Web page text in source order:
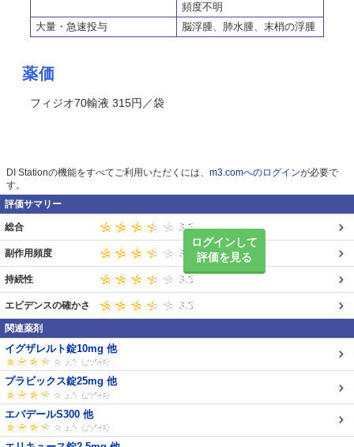
頻度不明
大量・急速投与
脳浮腫、肺水腫、末梢の浮腫
薬価
フィジオ70輸液 315円／袋
DI Stationの機能をすべてご利用いただくには、 m3.comへのログインが必要で
す。
評価サマリー
ログインして
評価を見る
総合
副作用頻度
持続性
エビデンスの確かさ
関連薬剤
イグザレルト錠10mg 他
プラビックス錠25mg 他
エパデールS300 他